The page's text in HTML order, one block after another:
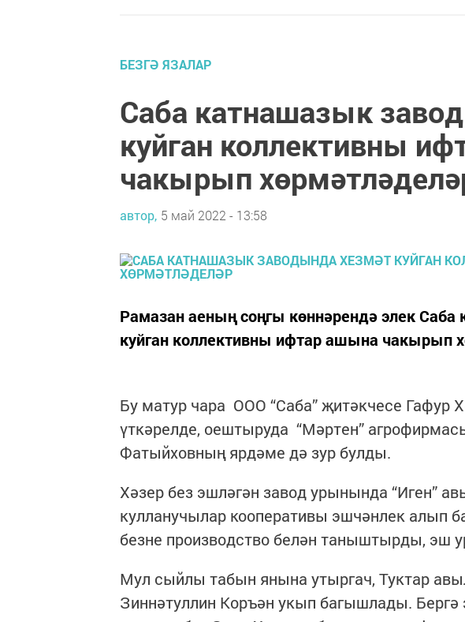
БЕЗГӘ ЯЗАЛАР
Саба катнашазык
куйган коллективны
чакырып
автор, 5 май 2022 - 13:58
Рамазан аеның соңгы көннәрендә элек
куйган коллективны ифтар ашына чакырып
Бу матур чара ООО “Саба” җитәкчесе Гафур
үткәрелде, оештыруда “Мәртен”
Фатыйховның ярдәме дә зур булды.
Хәзер без эшләгән завод урынында “Иген”
кулланучылар кооперативы эшчәнлек алып
безне производство белән таныштырды, эш
Мул сыйлы табын янына утыргач, Туктар
Зиннәтуллин Коръән укып багышлады. Бергә